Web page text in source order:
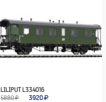
LILIPUT L334016
5880 ₽
3920